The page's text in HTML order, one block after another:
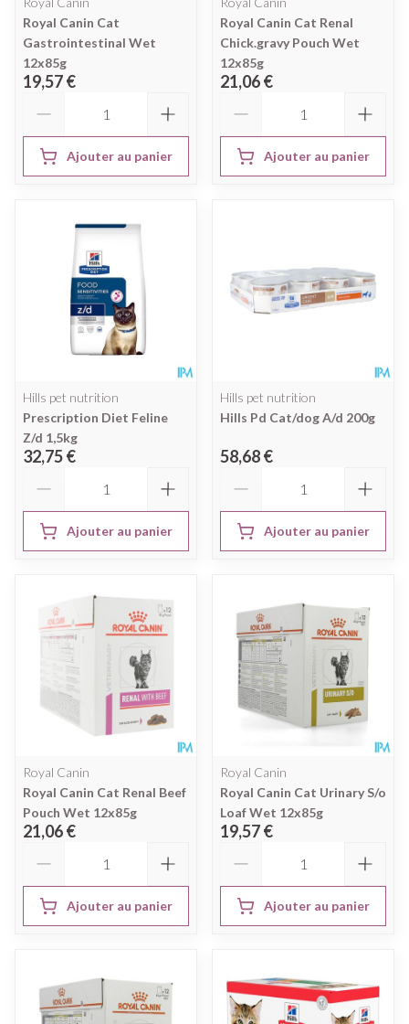
Royal Canin Cat
Gastrointestinal Wet
12x85g
19,57 €
Ajouter au panier
Royal Canin Cat Renal
Chick.gravy Pouch Wet
12x85g
21,06 €
Ajouter au panier
Hills pet nutrition
Prescription Diet Feline
Z/d 1,5kg
32,75 €
Ajouter au panier
Hills pet nutrition
Hills Pd Cat/dog A/d 200g
58,68 €
Ajouter au panier
Royal Canin
Royal Canin Cat Renal Beef
Pouch Wet 12x85g
21,06 €
Ajouter au panier
Royal Canin
Royal Canin Cat Urinary S/o
Loaf Wet 12x85g
19,57 €
Ajouter au panier